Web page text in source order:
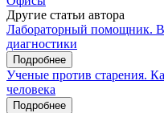
Другие статьи автора
Лабораторный помощник.
диагностики
Подробнее
Ученые против старения.
человека
Подробнее